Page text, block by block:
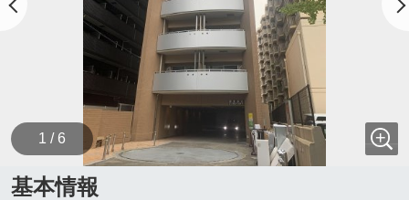
1 / 6
基本情報